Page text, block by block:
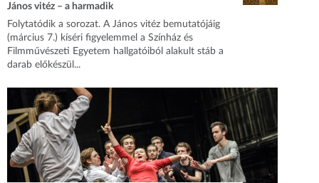
János vitéz – a harmadik
Folytatódik a sorozat. A János vitéz bemutatójáig
(március 7.) kíséri figyelemmel a Színház és
Filmművészeti Egyetem hallgatóiból alakult stáb a
darab előkészül...